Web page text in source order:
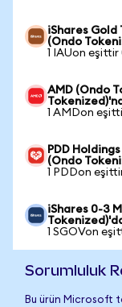
iShares
(Ondo
1 IAUon eşittir
AMD (Ondo
1 AMDon
PDD
(Ondo
1 PDDon
iShares 0-3
1 SGOVon
Sorumluluk
Bu ürün Microsoft